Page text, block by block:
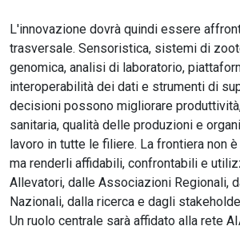
L'innovazione dovrà quindi essere
trasversale. Sensoristica, sistemi di
genomica, analisi di laboratorio,
interoperabilità dei dati e strumenti di
decisioni possono migliorare
sanitaria, qualità delle produzioni e
lavoro in tutte le filiere. La frontiera non
ma renderli affidabili, confrontabili e
Allevatori, dalle Associazioni Regionali,
Nazionali, dalla ricerca e dagli
Un ruolo centrale sarà affidato alla rete